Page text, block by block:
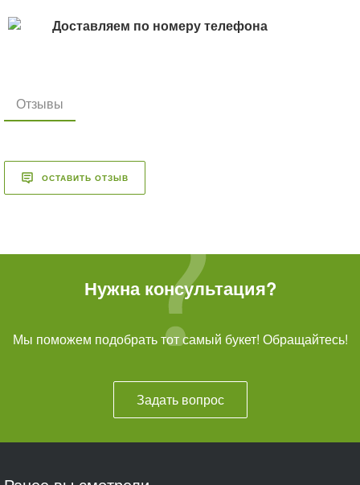
Доставляем по номеру телефона
Отзывы
ОСТАВИТЬ ОТЗЫВ
Нужна консультация?
Мы поможем подобрать тот самый букет! Обращайтесь!
Задать вопрос